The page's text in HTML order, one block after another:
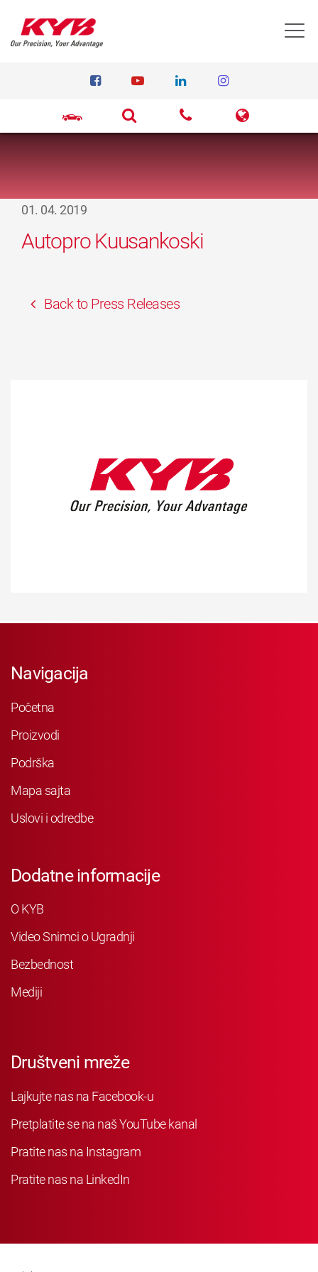
01. 04. 2019
Autopro Kuusankoski
Back to Press Releases
Navigacija
Početna
Proizvodi
Podrška
Mapa sajta
Uslovi i odredbe
Dodatne informacije
O KYB
Video Snimci o Ugradnji
Bezbednost
Mediji
Društveni mreže
Lajkujte nas na Facebook-u
Pretplatite se na naš YouTube kanal
Pratite nas na Instagram
Pratite nas na LinkedIn